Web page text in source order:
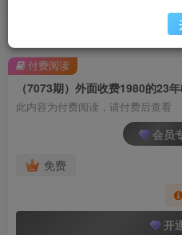
此内容为付费阅读，请付费后查看
会员
免费
开
付费阅读